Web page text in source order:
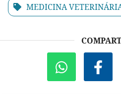
MEDICINA